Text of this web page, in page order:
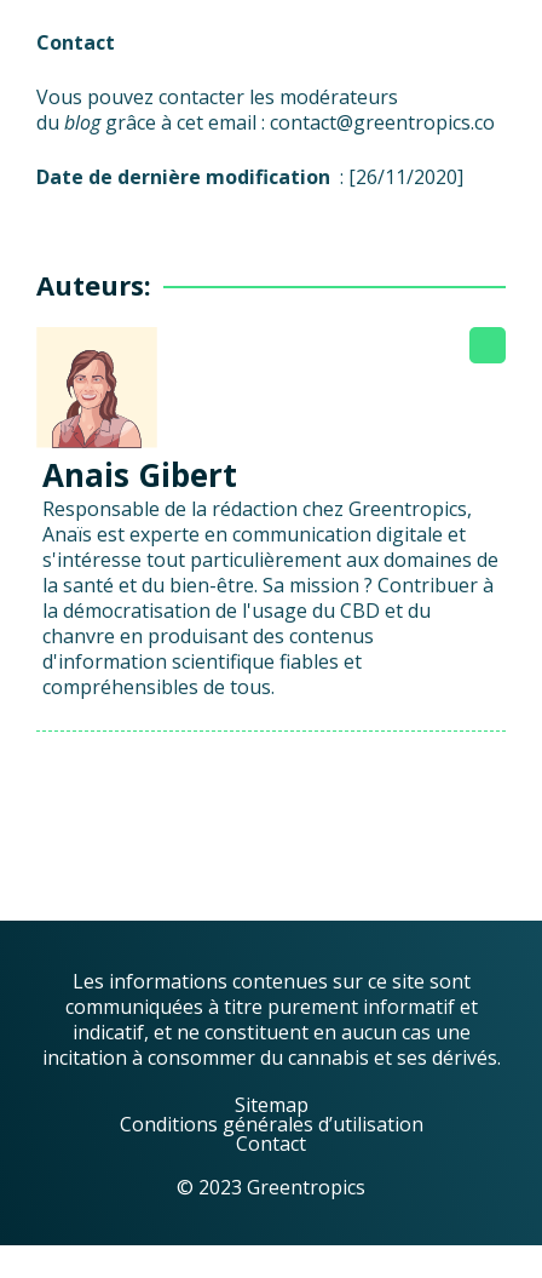
Contact
Vous pouvez contacter les modérateurs
du bloggrâce à cet email : contact@greentropics.co
Date de dernière modification : [26/11/2020]
Auteurs:
Anais Gibert
Responsable de la rédaction chez Greentropics,
Anaïs est experte en communication digitale et
s'intéresse tout particulièrement aux domaines de
la santé et du bien-être. Sa mission ? Contribuer à
la démocratisation de l'usage du CBD et du
chanvre en produisant des contenus
d'information scientifique fiables et
compréhensibles de tous.
Les informations contenues sur ce site sont
communiquées à titre purement informatif et
indicatif, et ne constituent en aucun cas une
incitation à consommer du cannabis et ses dérivés.
Sitemap
Conditions générales d’utilisation
Contact
© 2023 Greentropics